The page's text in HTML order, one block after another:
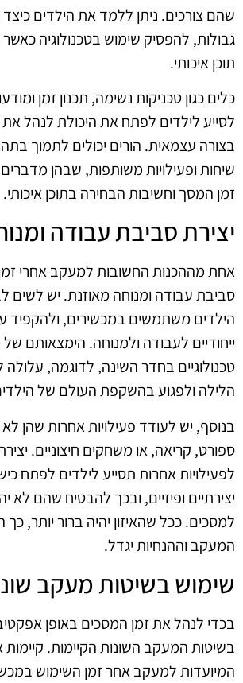
שהם צורכים. ניתן ללמד את הילדים
גבולות, להפסיק שימוש בטכנולוגיה כאשר
תוכן איכותי.
כלים כגון טכניקות נשימה, תכנון זמן
לסייע לילדים לפתח את היכולת לנהל
בצורה עצמאית. הורים יכולים לתמוך
שיחות ופעילויות משותפות, שבהן
זמן המסך וחשיבות הבחירה בתוכן איכותי.
יצירת סביבת עבודה
אחת מההכנות החשובות למעקב אחרי
סביבת עבודה ומנוחה מאוזנת. יש לשים
הילדים משתמשים במכשירים, ולהקפיד
ייחודיים לעבודה ולמנוחה. הימצאותם
טכנולוגיים בחדר השינה, לדוגמה,
הלילה ולפגוע בהשקפת העולם של
בנוסף, יש לעודד פעילויות אחרות שהן לא
ספורט, קריאה, או משחקים חיצוניים. יצירת
לפעילויות אחרות תסייע לילדים לפתח
יצירתיים ופיזיים, ובכך להבטיח שהם לא
למסכים. ככל שהאיזון יהיה ברור יותר,
המעקב וההנחיות יגדל.
שימוש בשיטות מעקב
בכדי לנהל את זמן המסכים באופן
בשיטות המעקב השונות הקיימות. קיימות
המיועדות למעקב אחר זמן השימוש